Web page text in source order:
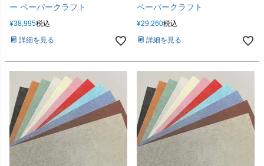
ー ペーパークラフト
¥38,995税込
詳細を見る
ペーパークラフト
¥29,260税込
詳細を見る